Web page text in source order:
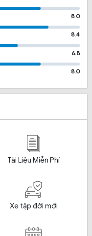
8.0
8.4
6.8
8.0
Tài Liệu Miễn Phí
Xe tập đời mới